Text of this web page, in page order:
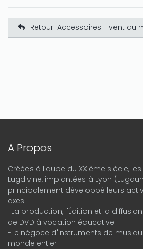
Retour: Accessoires - vent du
A Propos
Créées à l'aube du XXIème siècle,
Lugdivine, implantées à Lyon
principalement développé leurs
axes :
-La production, l'Édition et la
de DVD à vocation éducative
-Le négoce d'instruments de
monde entier.